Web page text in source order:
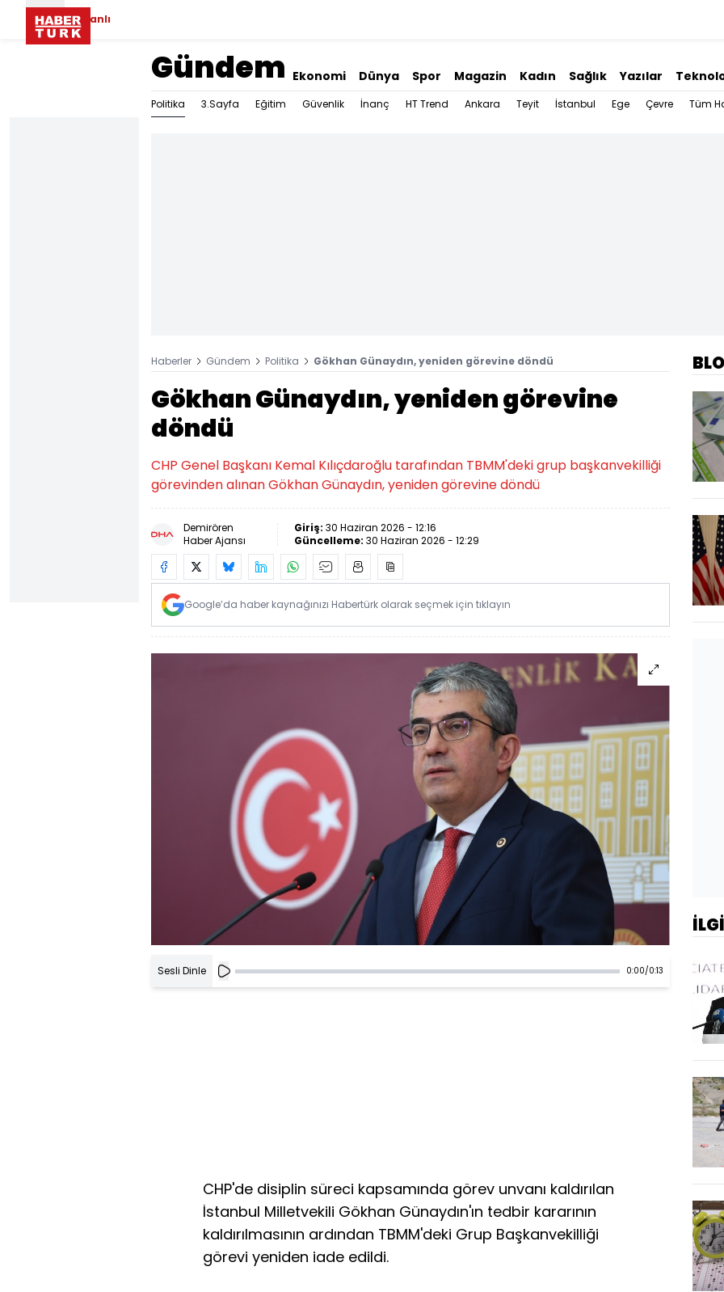
Canlı
Gündem Ekonomi Dünya Spor Magazin Kadın Sağlık Yazılar
Politika 3.Sayfa Eğitim Güvenlik İnanç HT Trend Ankara Teyit İstanbul Ege Çevre Tüm
Haberler Gündem Politika Gökhan Günaydın, yeniden görevine döndü
Gökhan Günaydın, yeniden görevine
döndü
CHP Genel Başkanı Kemal Kılıçdaroğlu tarafından TBMM'deki grup başkanvekilliği
görevinden alınan Gökhan Günaydın, yeniden görevine döndü
Demirören
Haber Ajansı
Giriş: 30 Haziran 2026 - 12:16
Güncelleme: 30 Haziran 2026 - 12:29
Google’da haber kaynağınızı Habertürk olarak seçmek için tıklayın
Sesli Dinle 0:00/0:13
CHP'de disiplin süreci kapsamında görev unvanı kaldırılan
İstanbul Milletvekili Gökhan Günaydın'ın tedbir kararının
kaldırılmasının ardından TBMM'deki Grup Başkanvekilliği
görevi yeniden iade edildi.